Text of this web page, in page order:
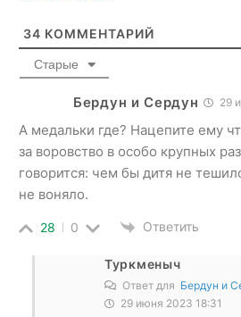
34 КОММЕНТАРИЙ
Старые
Бердун и Сердун 29
А медальки где? Нацепите ему
за воровство в особо крупных
говорится: чем бы дитя не
не воняло.
28 0 Ответить
Туркменыч
Ответ для Бердун и
29 июня 2023 18:31